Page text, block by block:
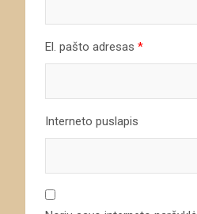
El. pašto adresas *
Interneto puslapis